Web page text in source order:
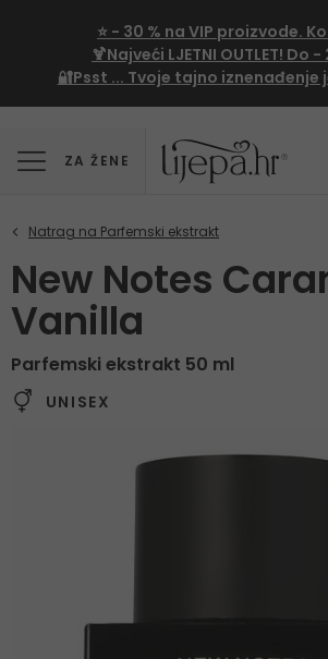
⭐ - 30 % na VIP proizvode.
🍹Najveći LJETNI OUTLET! Do -
🔐Psst ... Tvoje tajno iznenađenje
ZA ŽENE
New Notes
Vanilla
Parfemski ekstrakt 50 ml
UNISEX